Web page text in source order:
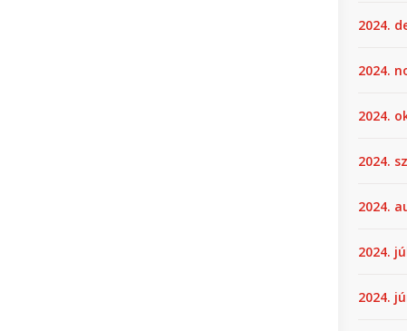
2024.
2024.
2024.
2024.
2024.
2024.
2024.